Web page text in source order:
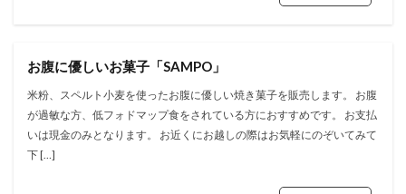
お腹に優しいお菓子「SAMPO」
米粉、スペルト小麦を使ったお腹に優しい焼き菓子を販売します。 お腹
が過敏な方、低フォドマップ食をされている方におすすめです。 お支払
いは現金のみとなります。 お近くにお越しの際はお気軽にのぞいてみて
下 […]